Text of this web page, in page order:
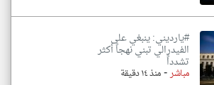
#يارديني: ينبغي على
الفيدرالي تبني نهجاً أكثر
تشدداً
مباشر-منذ ١٤ دقيقة